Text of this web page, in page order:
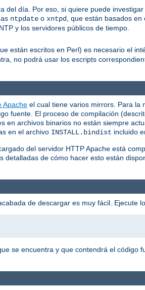
del día. Por eso, si quiere puede
ntpdate o xntpd
, que están basados
y los servidores públicos de tiempo.
están escritos en Perl) es necesario el
no podrá usar los escripts
Apache el cual tiene varios mirrors. Para la
fuente. El proceso de compilación
en archivos binarios no están siempre
en el archivo INSTALL.bindist incluido
del servidor HTTP Apache está
detalladas de cómo hacer esto están
de descargar es muy fácil. Ejecute
se encuentra y que contendrá el código